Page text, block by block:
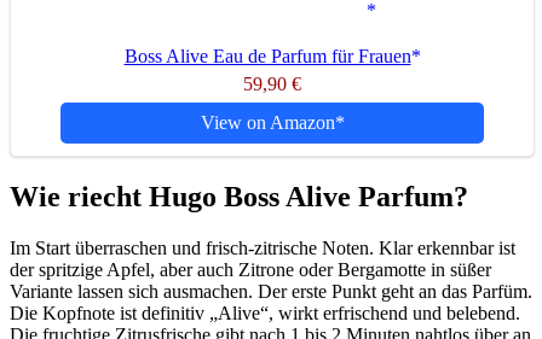
Boss Alive Eau de Parfum für Frauen
59,90 €
View on Amazon
Wie riecht Hugo Boss Alive Parfum?
Im Start überraschen und frisch-zitrische Noten. Klar erkennbar ist
der spritzige Apfel, aber auch Zitrone oder Bergamotte in süßer
Variante lassen sich ausmachen. Der erste Punkt geht an das Parfüm.
Die Kopfnote ist definitiv „Alive“, wirkt erfrischend und belebend.
Die fruchtige Zitrusfrische gibt nach 1 bis 2 Minuten nahtlos über an